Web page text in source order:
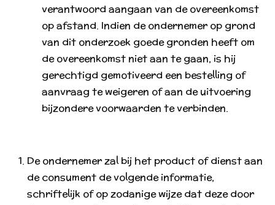
verantwoord aangaan van de overeenkomst
op afstand. Indien de ondernemer op grond
van dit onderzoek goede gronden heeft om
de overeenkomst niet aan te gaan, is hij
gerechtigd gemotiveerd een bestelling of
aanvraag te weigeren of aan de uitvoering
bijzondere voorwaarden te verbinden.
De ondernemer zal bij het product of dienst aan
de consument de volgende informatie,
schriftelijk of op zodanige wijze dat deze door